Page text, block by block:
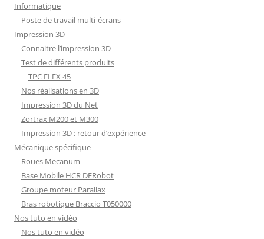
Informatique
Poste de travail multi-écrans
Impression 3D
Connaitre l’impression 3D
Test de différents produits
TPC FLEX 45
Nos réalisations en 3D
Impression 3D du Net
Zortrax M200 et M300
Impression 3D : retour d’expérience
Mécanique spécifique
Roues Mecanum
Base Mobile HCR DFRobot
Groupe moteur Parallax
Bras robotique Braccio T050000
Nos tuto en vidéo
Nos tuto en vidéo